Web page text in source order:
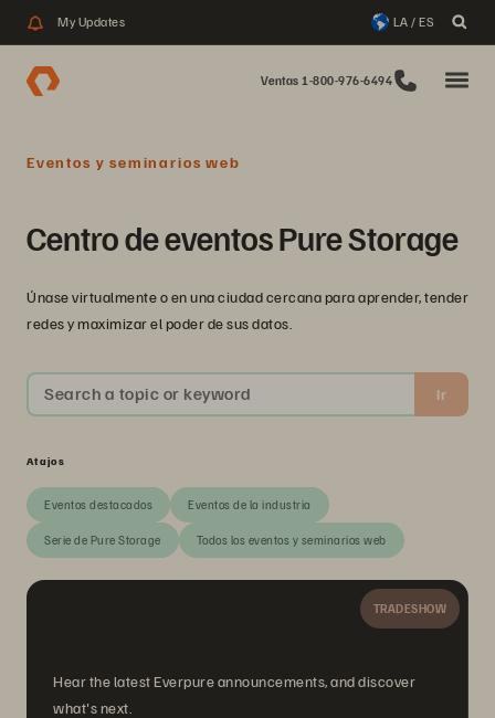
My Updates LA / ES
Ventas 1-800-976-6494
Eventos y seminarios web
Centro de eventos Pure Storage
Únase virtualmente o en una ciudad cercana para aprender, tender
redes y maximizar el poder de sus datos.
Search a topic or keyword Ir
Atajos
Eventos destacados Eventos de la industria
Serie de Pure Storage Todos los eventos y seminarios web
TRADESHOW
Hear the latest Everpure announcements, and discover
what's next.